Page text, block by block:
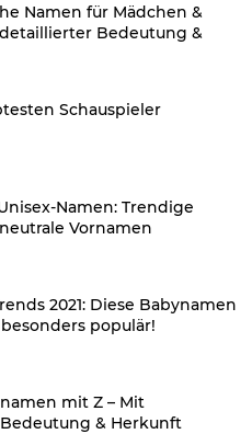
Namen für Mädchen &
Bedeutung &
Schauspieler
Namen: Trendige
Vornamen
2021: Diese Babynamen
populär!
mit Z – Mit
& Herkunft